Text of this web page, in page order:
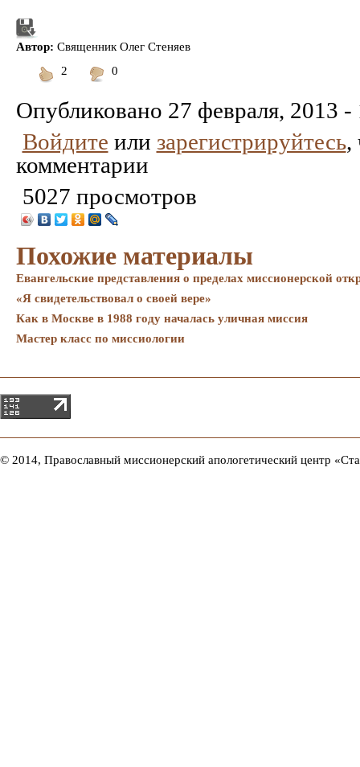
Автор: Священник Олег Стеняев
2
0
Опубликовано 27 февраля, 2013 -
Войдите или зарегистрируйтесь,
комментарии
5027 просмотров
Похожие материалы
Евангельские представления о пределах миссионерской
«Я свидетельствовал о своей вере»
Как в Москве в 1988 году началась уличная миссия
Мастер класс по миссиологии
© 2014, Православный миссионерский апологетический центр